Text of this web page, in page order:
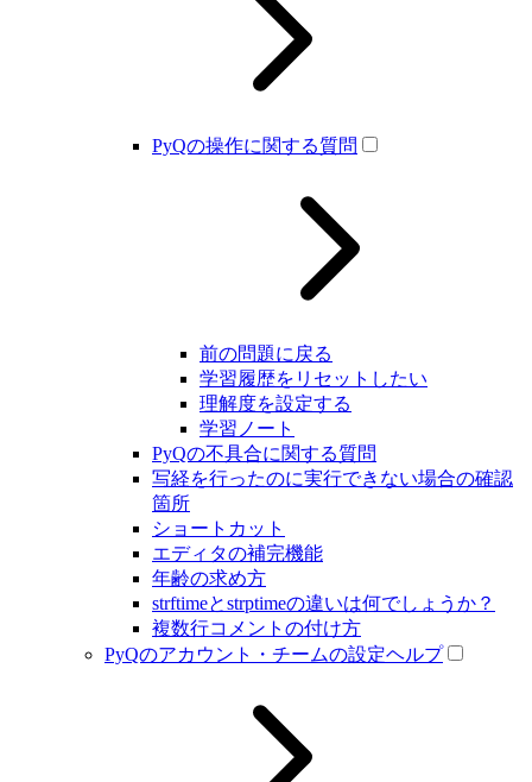
PyQの操作に関する質問
前の問題に戻る
学習履歴をリセットしたい
理解度を設定する
学習ノート
PyQの不具合に関する質問
写経を行ったのに実行できない場合の確認
箇所
ショートカット
エディタの補完機能
年齢の求め方
strftimeとstrptimeの違いは何でしょうか？
複数行コメントの付け方
PyQのアカウント・チームの設定ヘルプ